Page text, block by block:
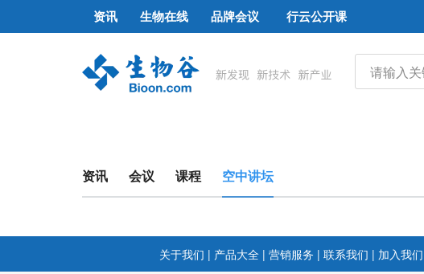
资讯 生物在线 品牌会议 行云公开课
资讯 会议 课程 空中讲坛
关于我们 | 产品大全 | 营销服务 | 联系我们 | 加入我们